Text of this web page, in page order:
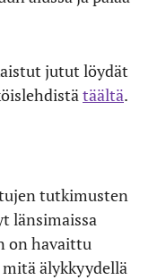
jutut löydät
täältä.
tutkimusten
länsimaissa
on havaittu
älykkyydellä